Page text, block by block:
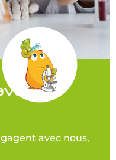
avec nous,